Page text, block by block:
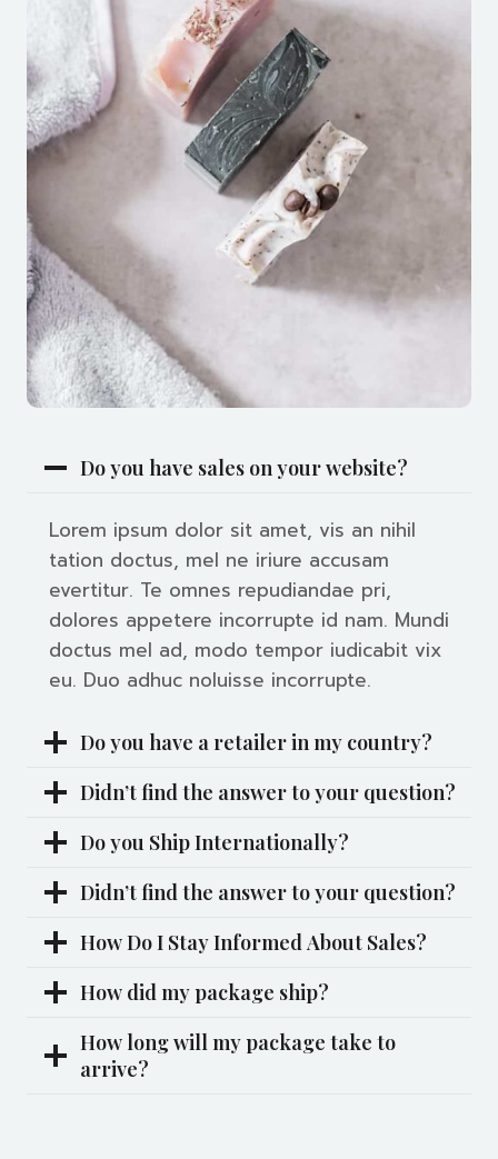
Do you have sales on your website?
Lorem ipsum dolor sit amet, vis an nihil
tation doctus, mel ne iriure accusam
evertitur. Te omnes repudiandae pri,
dolores appetere incorrupte id nam. Mundi
doctus mel ad, modo tempor iudicabit vix
eu. Duo adhuc noluisse incorrupte.
Do you have a retailer in my country?
Didn’t find the answer to your question?
Do you Ship Internationally?
Didn’t find the answer to your question?
How Do I Stay Informed About Sales?
How did my package ship?
How long will my package take to
arrive?